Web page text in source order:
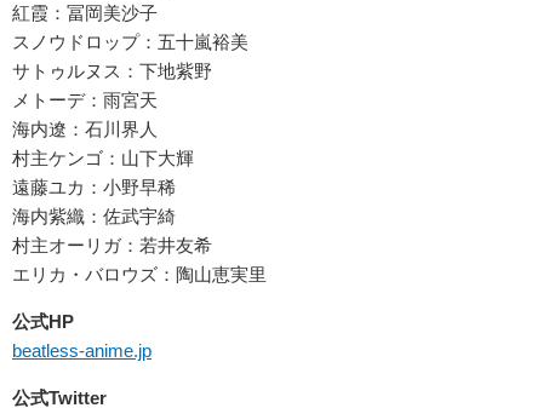
紅霞：冨岡美沙子
スノウドロップ：五十嵐裕美
サトゥルヌス：下地紫野
メトーデ：雨宮天
海内遼：石川界人
村主ケンゴ：山下大輝
遠藤ユカ：小野早稀
海内紫織：佐武宇綺
村主オーリガ：若井友希
エリカ・バロウズ：陶山恵実里
公式HP
beatless-anime.jp
公式Twitter